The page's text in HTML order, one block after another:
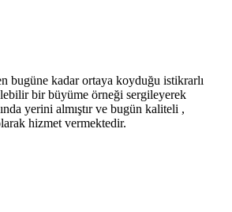
bugüne kadar ortaya koyduğu istikrarlı
bir büyüme örneği sergileyerek
yerini almıştır ve bugün kaliteli ,
hizmet vermektedir.